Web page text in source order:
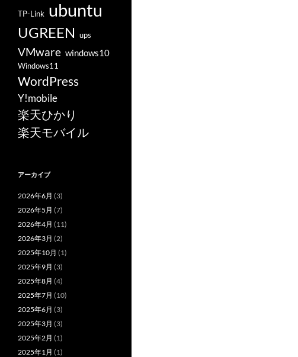
TP-Link ubuntu
UGREEN ups
VMware windows10
Windows11
WordPress
Y!mobile
楽天ひかり
楽天モバイル
アーカイブ
2026年6月 (3)
2026年5月 (7)
2026年4月 (11)
2026年3月 (2)
2025年10月 (1)
2025年9月 (3)
2025年8月 (4)
2025年7月 (10)
2025年6月 (3)
2025年3月 (3)
2025年2月 (1)
2025年1月 (1)